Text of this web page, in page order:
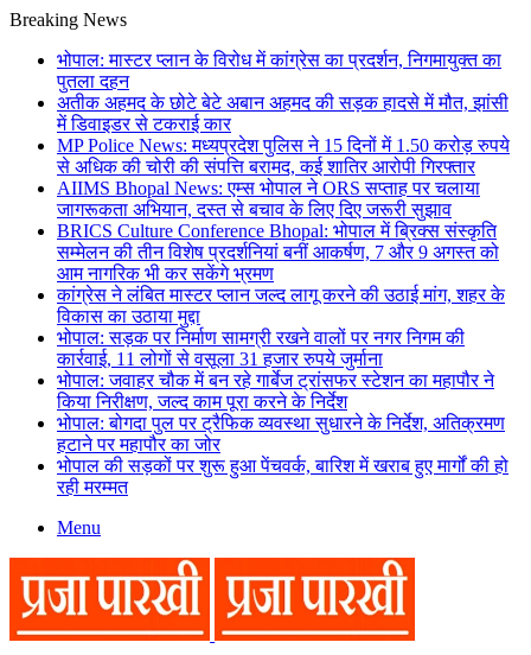
Breaking News
भोपाल: मास्टर प्लान के विरोध में कांग्रेस का प्रदर्शन, निगमायुक्त का
पुतला दहन
अतीक अहमद के छोटे बेटे अबान अहमद की सड़क हादसे में मौत, झांसी
में डिवाइडर से टकराई कार
MP Police News: मध्यप्रदेश पुलिस ने 15 दिनों में 1.50 करोड़ रुपये
से अधिक की चोरी की संपत्ति बरामद, कई शातिर आरोपी गिरफ्तार
AIIMS Bhopal News: एम्स भोपाल ने ORS सप्ताह पर चलाया
जागरूकता अभियान, दस्त से बचाव के लिए दिए जरूरी सुझाव
BRICS Culture Conference Bhopal: भोपाल में ब्रिक्स संस्कृति
सम्मेलन की तीन विशेष प्रदर्शनियां बनीं आकर्षण, 7 और 9 अगस्त को
आम नागरिक भी कर सकेंगे भ्रमण
कांग्रेस ने लंबित मास्टर प्लान जल्द लागू करने की उठाई मांग, शहर के
विकास का उठाया मुद्दा
भोपाल: सड़क पर निर्माण सामग्री रखने वालों पर नगर निगम की
कार्रवाई, 11 लोगों से वसूला 31 हजार रुपये जुर्माना
भोपाल: जवाहर चौक में बन रहे गार्बेज ट्रांसफर स्टेशन का महापौर ने
किया निरीक्षण, जल्द काम पूरा करने के निर्देश
भोपाल: बोगदा पुल पर ट्रैफिक व्यवस्था सुधारने के निर्देश, अतिक्रमण
हटाने पर महापौर का जोर
भोपाल की सड़कों पर शुरू हुआ पेंचवर्क, बारिश में खराब हुए मार्गों की हो
रही मरम्मत
Menu